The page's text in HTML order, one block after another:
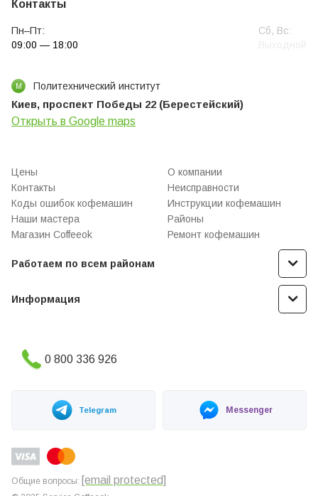
Контакты
Пн–Пт:
09:00 — 18:00
Сб, Вс:
М Политехнический институт
Киев, проспект Победы 22 (Берестейский)
Открыть в Google maps
Цены
О компании
Контакты
Неисправности
Коды ошибок кофемашин
Инструкции кофемашин
Наши мастера
Районы
Магазин Coffeeok
Ремонт кофемашин
Работаем по всем районам
Информация
0 800 336 926
Общие вопросы: [email protected]
Telegram Messenger